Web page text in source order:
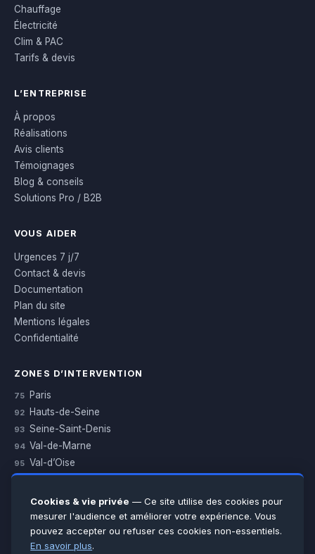
Chauffage
Électricité
Clim & PAC
Tarifs & devis
L’ENTREPRISE
À propos
Réalisations
Avis clients
Témoignages
Blog & conseils
Solutions Pro / B2B
VOUS AIDER
Urgences 7 j/7
Contact & devis
Documentation
Plan du site
Mentions légales
Confidentialité
ZONES D’INTERVENTION
75 Paris
92 Hauts-de-Seine
93 Seine-Saint-Denis
94 Val-de-Marne
95 Val-d’Oise
Essonne
Seine-et-Marne
Voir toutes les villes →
Cookies & vie privée — Ce site utilise des cookies pour
mesurer l'audience et améliorer votre expérience. Vous
pouvez accepter ou refuser ces cookies non-essentiels.
En savoir plus.